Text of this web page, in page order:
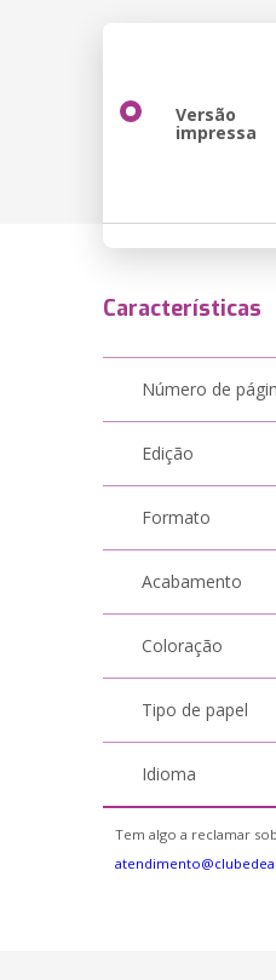
Versão
impressa
Características
Número de
Edição
Formato
Acabamento
Coloração
Tipo de papel
Idioma
Tem algo a reclamar